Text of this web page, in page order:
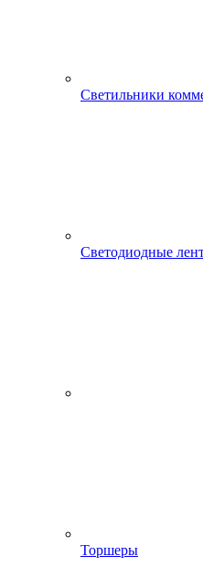
Светильники
Светодиодные
Торшеры